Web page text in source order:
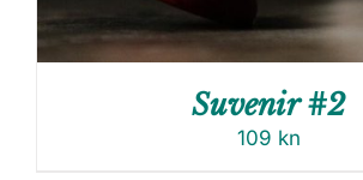
Suvenir #2
109 kn